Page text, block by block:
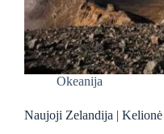
Okeanija
Naujoji Zelandija | Kelionė